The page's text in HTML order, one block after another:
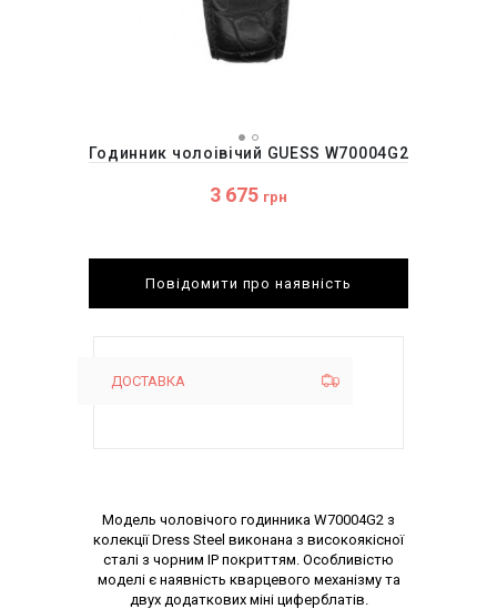
Годинник чолоівічий GUESS W70004G2
3 675 грн
Повідомити про наявність
ДОСТАВКА
Опис товару
Модель чоловічого годинника W70004G2 з
колекції Dress Steel виконана з високоякісної
сталі з чорним IP покриттям. Особливістю
моделі є наявність кварцевого механізму та
двух додаткових міні циферблатів.